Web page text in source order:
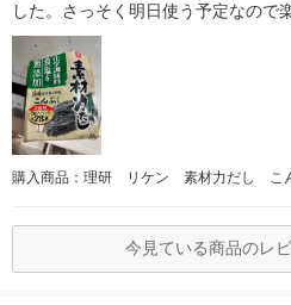
した。さっそく明日使う予定なので
購入商品：理研 リケン 素材力だし こ
今見ている商品のレ